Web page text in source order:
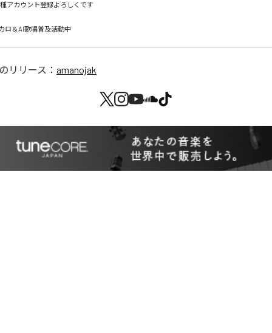
アカウント登録よろしくです
ロ＆AI歌唱普及活動中
リリース： amanojak